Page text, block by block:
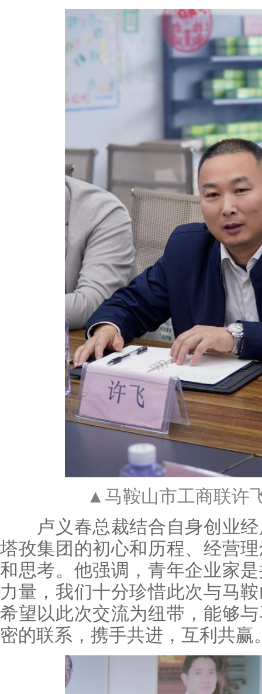
▲马鞍山市工商联许
卢义春总裁结合自身创业经
塔孜集团的初心和历程、经营
和思考。他强调，青年企业家
力量，我们十分珍惜此次与马
希望以此次交流为纽带，能够
密的联系，携手共进，互利共赢